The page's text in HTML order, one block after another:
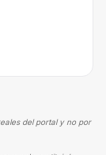
del portal y no por